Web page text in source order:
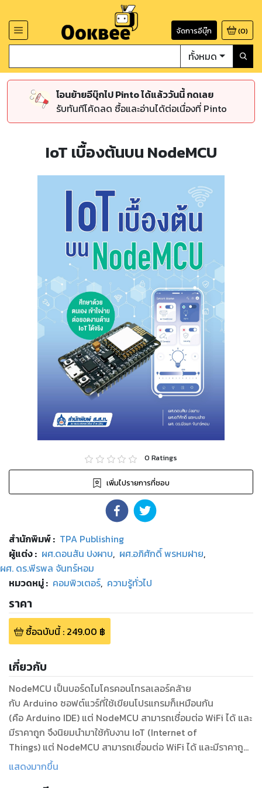
จัดการอีบุ๊ก (0)
ทั้งหมด
โอนย้ายอีบุ๊กไป Pinto ได้แล้ววันนี้ กดเลย
รับทันทีโค้ดลด ซื้อและอ่านได้ต่อเนื่องที่ Pinto
IoT เบื้องต้นบน NodeMCU
0 Ratings
เพิ่มไปรายการที่ชอบ
สำนักพิมพ์: TPA Publishing
ผู้แต่ง : ผศ.ดอนสัน ปงผาบ, ผศ.อภิศักดิ์ พรหมฝาย,
ผศ. ดร.พีรพล จันทร์หอม
หมวดหมู่: คอมพิวเตอร์, ความรู้ทั่วไป
ราคา
ซื้อฉบับนี้: 249.00 ฿
เกี่ยวกับ
NodeMCU เป็นบอร์ดไมโครคอนโทรลเลอร์คล้าย
กับ Arduino ซอฟต์แวร์ที่ใช้เขียนโปรแกรมก็เหมือนกัน
(คือ Arduino IDE) แต่ NodeMCU สามารถเชื่อมต่อ WiFi ได้ และ
มีราคาถูก จึงนิยมนำมาใช้กับงาน IoT (Internet of
Things) แต่ NodeMCU สามารถเชื่อมต่อ WiFi ได้ และมีราคาถูก
จึงนิยมนำมาใช้กับงาน IoT (Internet of Things) เหมาะสำหรับผู้
แสดงมากขึ้น